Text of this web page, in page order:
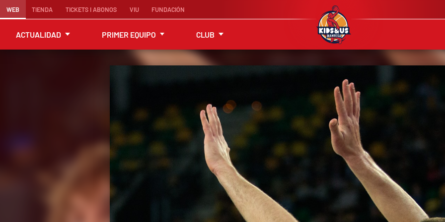
WEB TIENDA TICKETS I ABONOS VIU FUNDACIÓN
ACTUALIDAD PRIMER EQUIPO CLUB